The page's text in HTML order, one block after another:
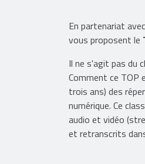
En partenariat
vous proposent le
Il ne s'agit pas
Comment ce
trois ans) des
numérique. Ce
audio et vidéo